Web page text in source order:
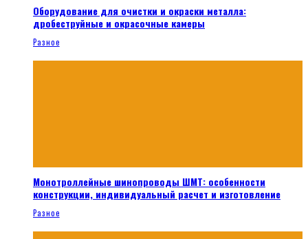
Оборудование для очистки и окраски металла:
дробеструйные и окрасочные камеры
Разное
Монотроллейные шинопроводы ШМТ: особенности
конструкции, индивидуальный расчет и изготовление
Разное